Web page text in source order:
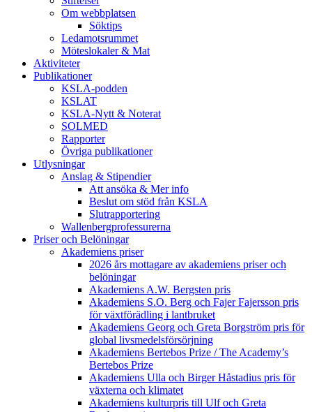
Om webbplatsen
Söktips
Ledamotsrummet
Möteslokaler & Mat
Aktiviteter
Publikationer
KSLA-podden
KSLAT
KSLA-Nytt & Noterat
SOLMED
Rapporter
Övriga publikationer
Utlysningar
Anslag & Stipendier
Att ansöka & Mer info
Beslut om stöd från KSLA
Slutrapportering
Wallenbergprofessurerna
Priser och Belöningar
Akademiens priser
2026 års mottagare av akademiens priser och
belöningar
Akademiens A.W. Bergsten pris
Akademiens S.O. Berg och Fajer Fajersson pris
för växtförädling i lantbruket
Akademiens Georg och Greta Borgström pris för
global livsmedelsförsörjning
Akademiens Bertebos Prize / The Academy’s
Bertebos Prize
Akademiens Ulla och Birger Håstadius pris för
växterna och klimatet
Akademiens kulturpris till Ulf och Greta